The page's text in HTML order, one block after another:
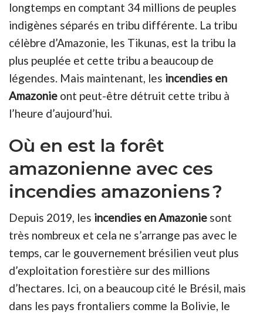
longtemps en comptant 34 millions de peuples
indigènes séparés en tribu différente. La tribu
célèbre d’Amazonie, les Tikunas, est la tribu la
plus peuplée et cette tribu a beaucoup de
légendes. Mais maintenant, les incendies en
Amazonie ont peut-être détruit cette tribu à
l’heure d’aujourd’hui.
Où en est la forêt
amazonienne avec ces
incendies amazoniens ?
Depuis 2019, les incendies en Amazonie sont
très nombreux et cela ne s’arrange pas avec le
temps, car le gouvernement brésilien veut plus
d’exploitation forestière sur des millions
d’hectares. Ici, on a beaucoup cité le Brésil, mais
dans les pays frontaliers comme la Bolivie, le